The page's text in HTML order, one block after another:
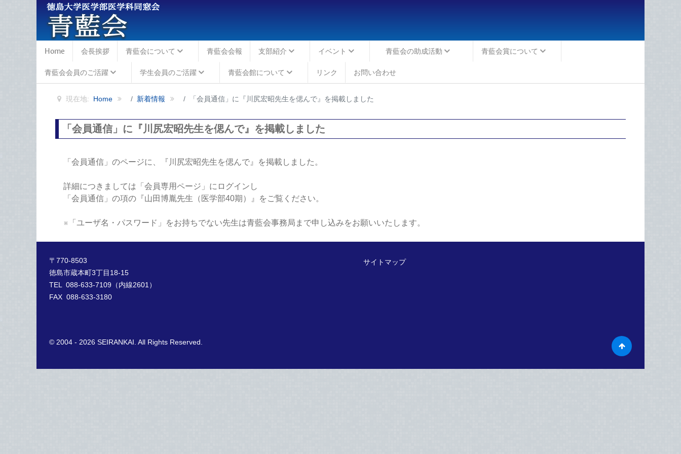
Home 会長挨拶 青藍会について 青藍会会報 支部紹介 イベント 青藍会の助成活動 青藍会賞について
青藍会会員のご活躍 学生会員のご活躍 青藍会館について リンク お問い合わせ
現在地: Home 新着情報 「会員通信」に『川尻宏昭先生を偲んで』を掲載しました
「会員通信」に『川尻宏昭先生を偲んで』を掲載しました
「会員通信」のページに、 『川尻宏昭先生を偲んで』 を掲載しました。
詳細につきましては「会員専用ページ」にログインし
「会員通信」の項の『山田博胤先生（医学部40期）』をご覧ください。
※「ユーザ名・パスワード」をお持ちでない先生は青藍会事務局まで申し込みをお願いいたします。
〒770-8503
徳島市蔵本町3丁目18-15
TEL 088-633-7109（内線2601）
FAX 088-633-3180
サイトマップ
© 2004 - 2026 SEIRANKAI. All Rights Reserved.